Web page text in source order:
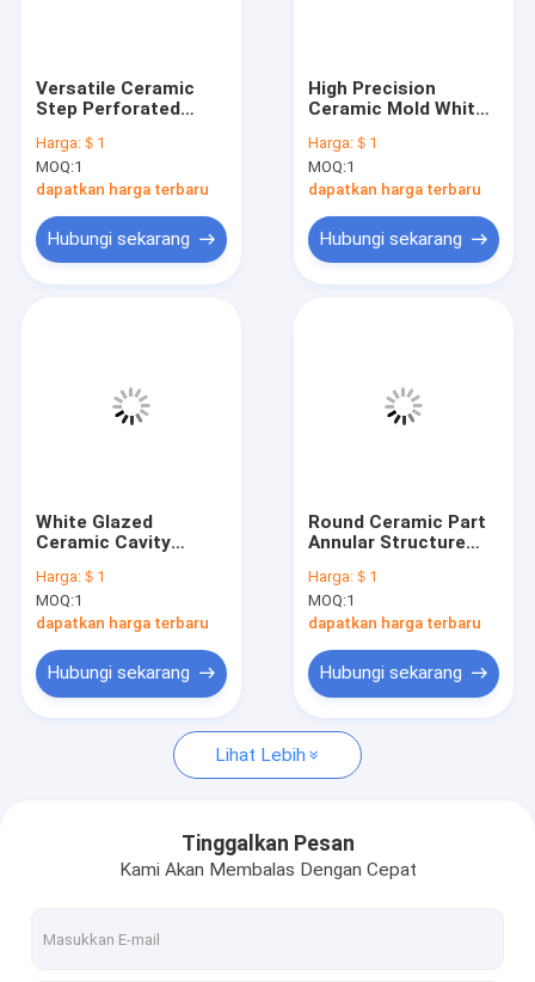
Kontrol Kualitas
Hubungi Kami
Kaca Kuarsa Optik
Versatile Ceramic
Step Perforated
Customized
Harga:＄1
MOQ:1
dapatkan harga terbaru
Hubungi sekarang
High Precision
Ceramic Mold White
Customized Designs
Harga: ＄1
MOQ:1
dapatkan harga terbaru
Hubungi sekarang
White Glazed
Ceramic Cavity
Ceramics Production
Harga:＄1
MOQ:1
dapatkan harga terbaru
Hubungi sekarang
Round Ceramic Part
Annular Structure
Performance
Harga: ＄1
MOQ:1
dapatkan harga terbaru
Hubungi sekarang
Lihat Lebih
Tinggalkan Pesan
Kami Akan Membalas Dengan Cepat